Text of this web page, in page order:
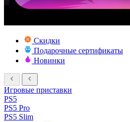
Скидки
Подарочные сертификаты
Новинки
Игровые приставки
PS5
PS5 Pro
PS5 Slim